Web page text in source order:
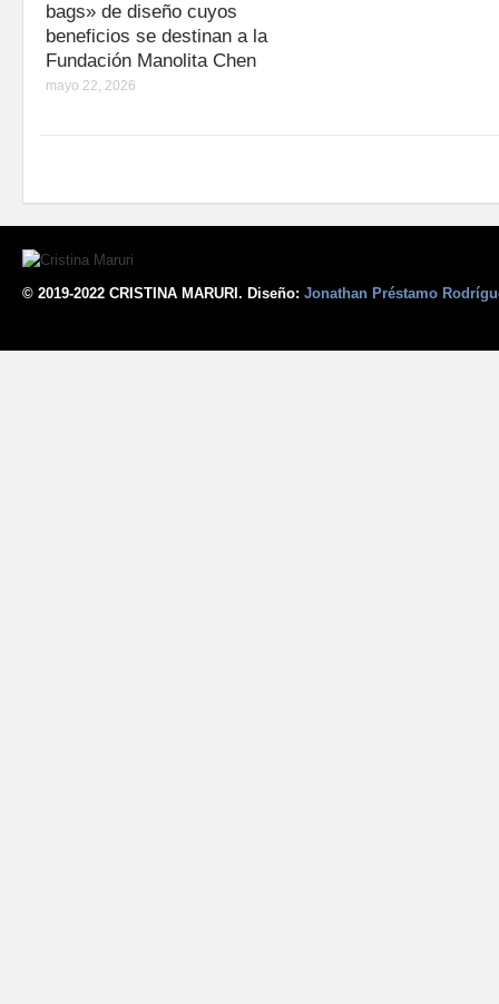
bags» de diseño cuyos
beneficios se destinan a la
Fundación Manolita Chen
mayo 22, 2026
© 2019-2022 CRISTINA MARURI. Diseño: Jonathan Préstamo